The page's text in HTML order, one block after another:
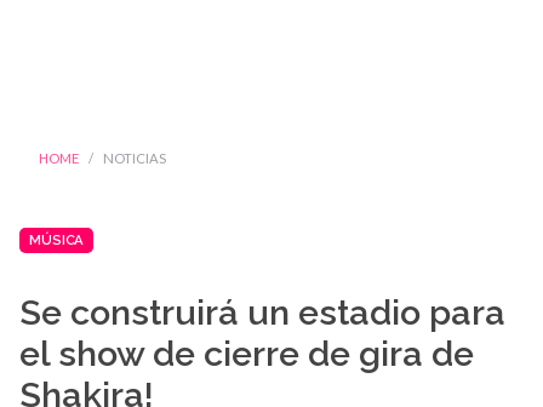
HOME NOTICIAS
MÚSICA
Se construirá un estadio para
el show de cierre de gira de
Shakira!